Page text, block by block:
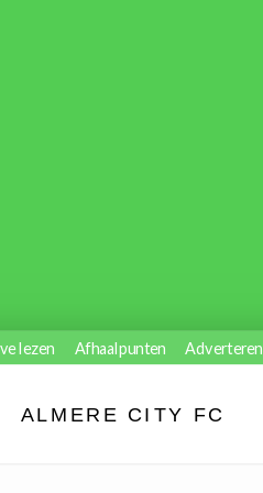
lezen Afhaalpunten Adverteren
ALMERE CITY FC